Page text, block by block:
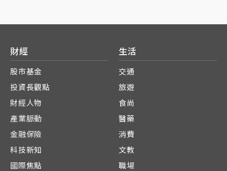
財經
股市基金
投資長觀點
財經人物
產業脈動
金融保險
科技新知
國際焦點
生活
交通
旅遊
食尚
醫藥
消費
文教
職場